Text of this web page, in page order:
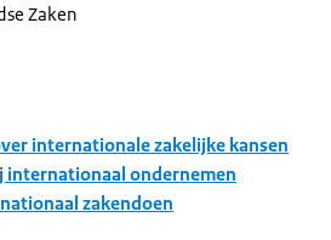
Zaken
internationale zakelijke kansen
internationaal ondernemen
zakendoen